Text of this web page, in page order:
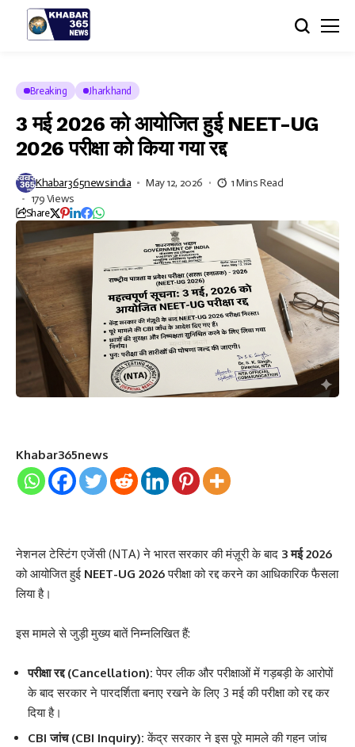
Breaking Jharkhand
3 मई 2026 को आयोजित हुई NEET-UG
2026 परीक्षा को किया गया रद्द
Khabar365newsindia May 12, 2026
1 Mins Read
179 Views
Share
Khabar365news
नेशनल टेस्टिंग एजेंसी (NTA) ने भारत सरकार की मंज़ूरी के बाद 3 मई 2026
को आयोजित हुई NEET-UG 2026परीक्षा को रद्द करने का आधिकारिक फैसला
लिया है।
​इस मामले से जुड़ी मुख्य बातें निम्नलिखित हैं:
परीक्षा रद्द (Cancellation): पेपर लीक और परीक्षाओं में गड़बड़ी के आरोपों
के बाद सरकार ने पारदर्शिता बनाए रखने के लिए 3 मई की परीक्षा को रद्द कर
दिया है।
CBI जांच (CBI Inquiry): केंद्र सरकार ने इस पूरे मामले की गहन जांच